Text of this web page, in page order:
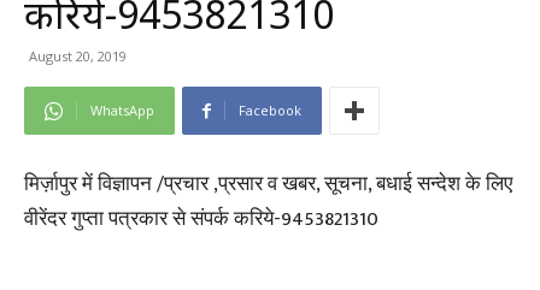
करिये-9453821310
August 20, 2019
WhatsApp Facebook
मिर्ज़ापुर में विज्ञापन /प्रचार ,प्रसार व खबर, सूचना, बधाई सन्देश के लिए
वीरेंदर गुप्ता पत्रकार से संपर्क करिये-9453821310